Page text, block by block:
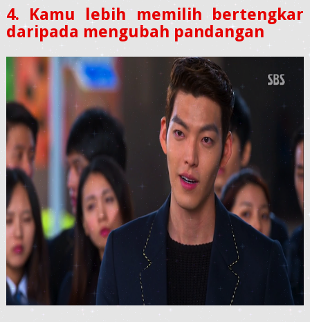
4. Kamu lebih memilih bertengkar
daripada mengubah pandangan